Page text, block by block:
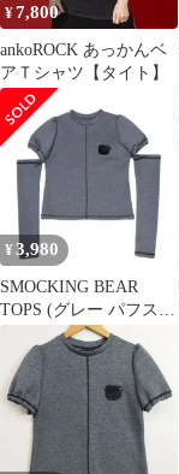
¥7,800
ankoROCK あっかんベ
アＴシャツ【タイト】
¥ 3,980
SMOCKING BEAR
TOPS (グレー パフスリ
ーブ Tシャツ)